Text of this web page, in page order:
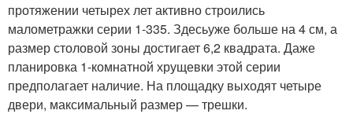
протяжении четырех лет активно строились
малометражки серии 1-335. Здесьуже больше на 4 см, а
размер столовой зоны достигает 6,2 квадрата. Даже
планировка 1-комнатной хрущевки этой серии
предполагает наличие. На площадку выходят четыре
двери, максимальный размер — трешки.